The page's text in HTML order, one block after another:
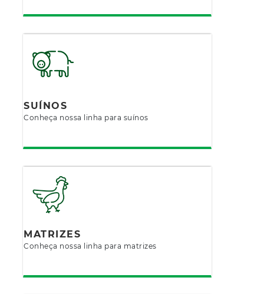
SUÍNOS
Conheça nossa linha para suínos
MATRIZES
Conheça nossa linha para matrizes